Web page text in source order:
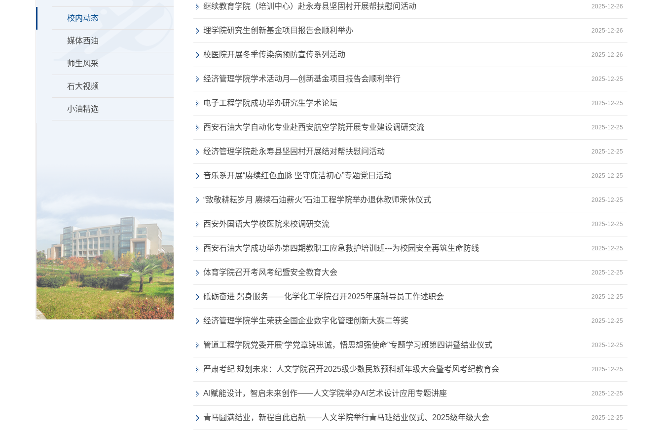
校内动态
媒体西油
师生风采
石大视频
小油精选
2025-12-26
继续教育学院（培训中心）赴永寿县坚固村开展帮扶慰问活动
2025-12-26
理学院研究生创新基金项目报告会顺利举办
2025-12-26
校医院开展冬季传染病预防宣传系列活动
2025-12-25
经济管理学院学术活动月—创新基金项目报告会顺利举行
2025-12-25
电子工程学院成功举办研究生学术论坛
2025-12-25
西安石油大学自动化专业赴西安航空学院开展专业建设调研交流
2025-12-25
经济管理学院赴永寿县坚固村开展结对帮扶慰问活动
2025-12-25
音乐系开展“赓续红色血脉 坚守廉洁初心”专题党日活动
2025-12-25
“致敬耕耘岁月 赓续石油薪火”石油工程学院举办退休教师荣休仪式
2025-12-25
西安外国语大学校医院来校调研交流
2025-12-25
西安石油大学成功举办第四期教职工应急救护培训班---为校园安全再筑生命防线
2025-12-25
体育学院召开考风考纪暨安全教育大会
2025-12-25
砥砺奋进 躬身服务——化学化工学院召开2025年度辅导员工作述职会
2025-12-25
经济管理学院学生荣获全国企业数字化管理创新大赛二等奖
2025-12-25
管道工程学院党委开展“学党章铸忠诚，悟思想强使命”专题学习班第四讲暨结业仪式
2025-12-25
严肃考纪 规划未来：人文学院召开2025级少数民族预科班年级大会暨考风考纪教育会
2025-12-25
AI赋能设计，智启未来创作——人文学院举办AI艺术设计应用专题讲座
2025-12-25
青马圆满结业，新程自此启航——人文学院举行青马班结业仪式、2025级年级大会